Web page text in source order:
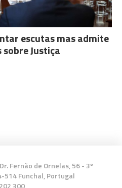
escutas mas admite
Justiça
Fernão de Ornelas, 56 - 3º
514 Funchal, Portugal
300